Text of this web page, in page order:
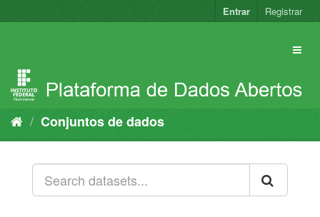
para
Entrar Registrar
Conjuntos de dados